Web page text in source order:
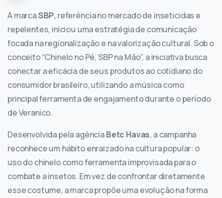
A marcaSBP, referência no mercado de inseticidas e
repelentes, iniciou uma estratégia de comunicação
focada na regionalização e na valorização cultural. Sob o
conceito “Chinelo no Pé, SBP na Mão”, a iniciativa busca
conectar a eficácia de seus produtos ao cotidiano do
consumidor brasileiro, utilizando a música como
principal ferramenta de engajamento durante o período
de Veranico.
Desenvolvida pela agênciaBetc Havas, a campanha
reconhece um hábito enraizado na cultura popular: o
uso do chinelo como ferramenta improvisada para o
combate a insetos. Em vez de confrontar diretamente
esse costume, a marca propõe uma evolução na forma